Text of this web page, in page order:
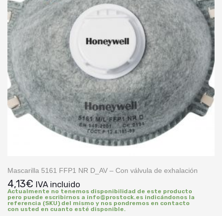
Mascarilla 5161 FFP1 NR D_AV – Con válvula de exhalación
4,13€ IVA incluido
Actualmente no tenemos disponibilidad de este producto
pero puede escribirnos a info@prostock.es indicándonos la
referencia (SKU) del mismo y nos pondremos en contacto
con usted en cuanto esté disponible.